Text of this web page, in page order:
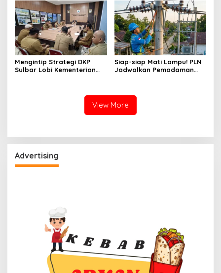
Kapal
Mengintip Strategi DKP
Sulbar Lobi Kementerian
Siap-siap Mati Lampu! PLN
Jadwalkan Pemadaman
View More
Advertising